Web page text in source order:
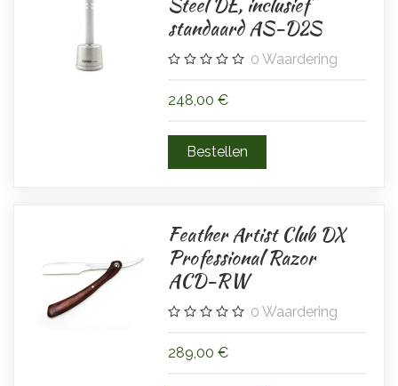
standaard AS-D2S
0 Waardering
248,00 €
Feather Artist Club DX
Professional Razor
ACD-RW
0 Waardering
289,00 €